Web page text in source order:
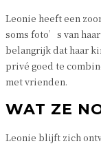
Leonie heeft een
soms foto’s van
belangrijk dat haar
privé goed te
met vrienden.
WAT ZE
Leonie blijft zich